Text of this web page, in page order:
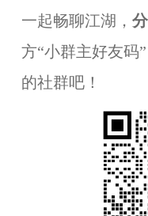
一起畅聊江湖，
方“小群主好友码
的社群吧！